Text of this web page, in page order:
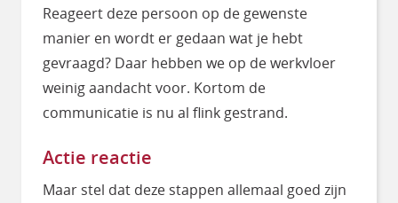
Reageert deze persoon op de gewenste
manier en wordt er gedaan wat je hebt
gevraagd? Daar hebben we op de werkvloer
weinig aandacht voor. Kortom de
communicatie is nu al flink gestrand.
Actie reactie
Maar stel dat deze stappen allemaal goed zijn